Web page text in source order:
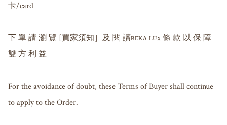
卡/card
下 單 請 瀏 覽 [買家須知］及 閱 讀ʙᴇᴋᴀ ʟᴜx 條 款 以 保 障
雙 方 利 益
For the avoidance of doubt, these Terms of Buyer shall continue
to apply to the Order.